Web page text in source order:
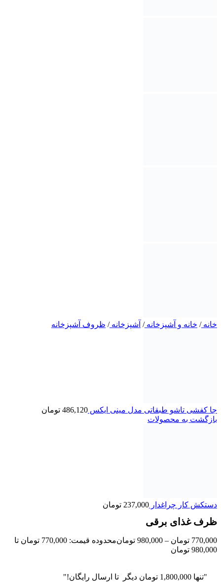
خانه/ خانه و آشپزخانه/ آشپزخانه/ ظروف آشپزخانه
جا کفشی تاشو طبقاتی مدل مینی ایکس 486,120 تومان
بازگشت به محصولات
دستکش کار چراغدار 237,000 تومان
ظرف غذای برقی
770,000 تومان –
980,000 تومان
محدوده قیمت: 770,000 تومان تا
980,000 تومان
"تنها 1,800,000 تومان دیگر تا ارسال رایگان!"